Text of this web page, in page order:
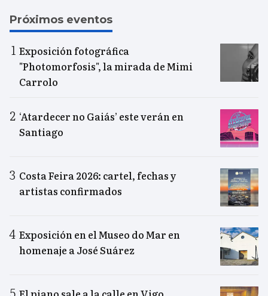
Próximos eventos
Exposición fotográfica
"Photomorfosis", la mirada de Mimi
Carrolo
‘Atardecer no Gaiás’ este verán en
Santiago
Costa Feira 2026: cartel, fechas y
artistas confirmados
Exposición en el Museo do Mar en
homenaje a José Suárez